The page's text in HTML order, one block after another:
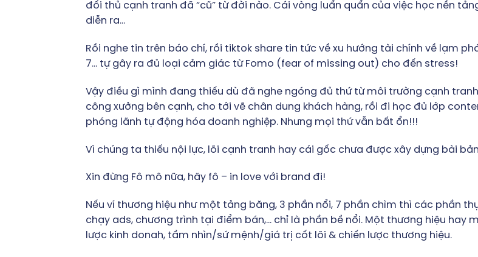
đối thủ cạnh tranh đã “cũ” từ đời nào. Cái vòng luẩn quẩn của việc học nền
diễn ra…
Rồi nghe tin trên báo chí, rồi tiktok share tin tức về xu hướng tài chính về lạm
7… tự gây ra đủ loại cảm giác từ Fomo (fear of missing out) cho đến stress!
Vậy điều gì mình đang thiếu dù đã nghe ngóng đủ thứ từ môi trường cạnh
công xưởng bên cạnh, cho tới vẽ chân dung khách hàng, rồi đi học đủ lớp
phóng lãnh tự động hóa doanh nghiệp. Nhưng mọi thứ vẫn bất ổn!!!
Vì chúng ta thiếu nội lực, lõi cạnh tranh hay cái gốc chưa được xây dựng bài
Xin đừng Fô mô nữa, hãy fô – in love với brand đi!
Nếu ví thương hiệu như một tảng băng, 3 phần nổi, 7 phần chìm thì các phần
chạy ads, chương trình tại điểm bán,… chỉ là phần bề nổi. Một thương hiệu hay
lược kinh donah, tầm nhìn/sứ mệnh/giá trị cốt lõi & chiến lược thương hiệu.